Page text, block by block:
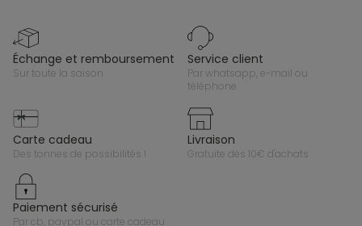
échange et remboursement
sur toute la saison
service client
par whatsapp, e-mail ou
téléphone
carte cadeau
des tonnes de possibilités !
livraison
gratuite dès 10€ d'achats
paiement sécurisé
par cb, paypal ou carte cadeau